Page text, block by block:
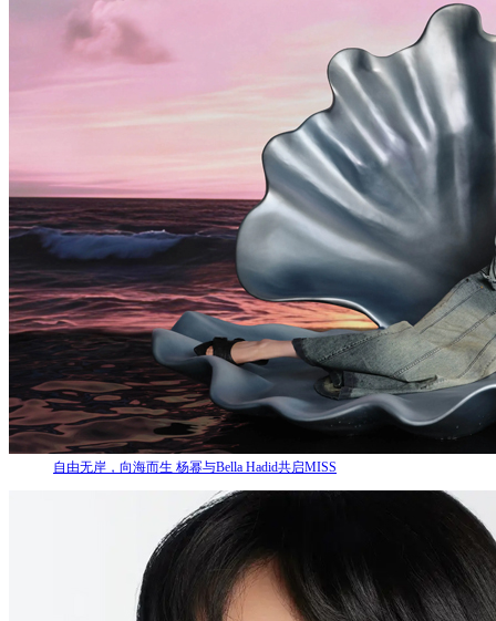
自由无岸，向海而生 杨幂与Bella Hadid共启MISS